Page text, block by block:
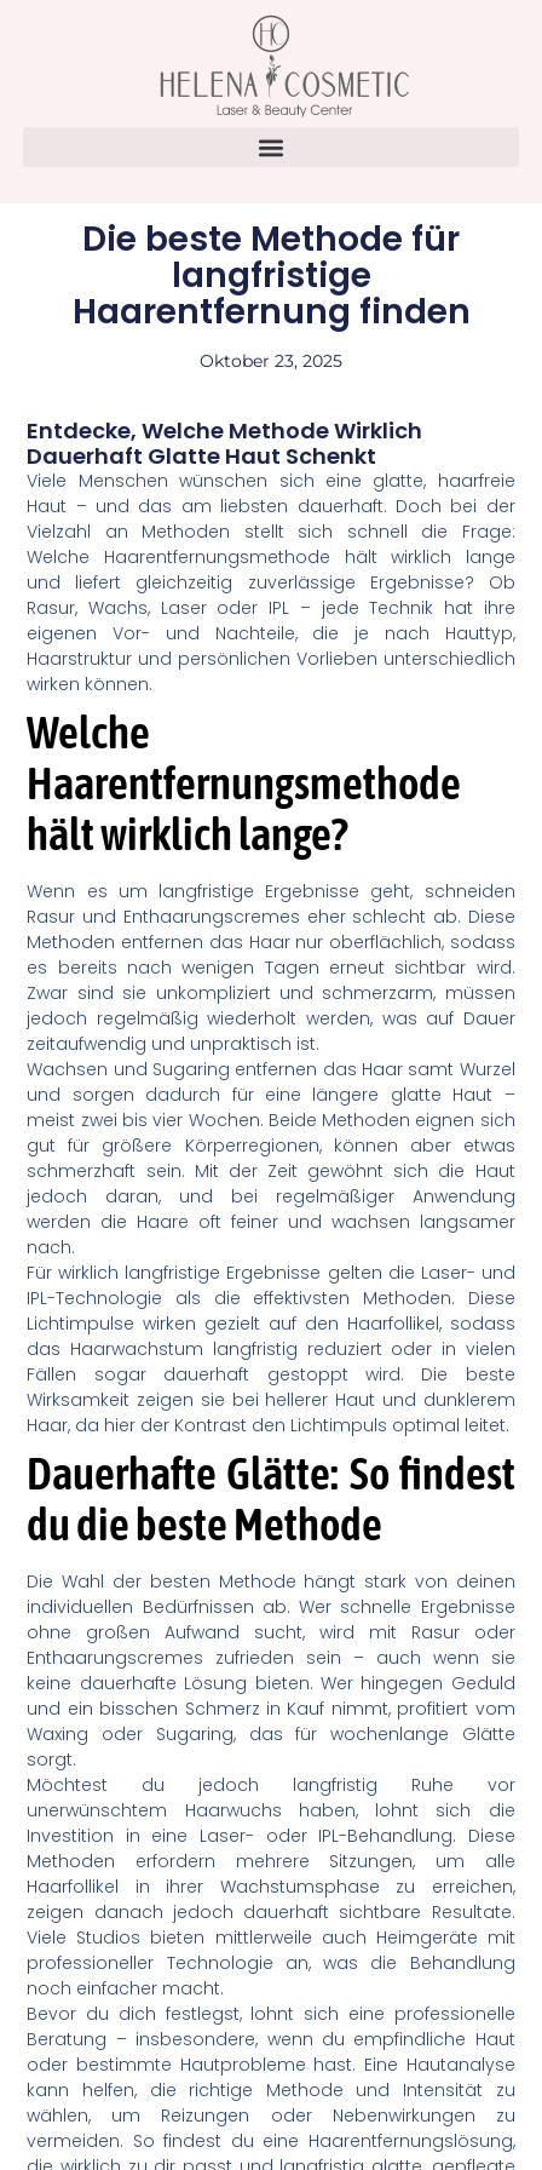
Die beste Methode für
langfristige
Haarentfernung finden
Oktober 23, 2025
Entdecke, Welche Methode Wirklich
Dauerhaft Glatte Haut Schenkt
Viele Menschen wünschen sich eine glatte, haarfreie
Haut – und das am liebsten dauerhaft. Doch bei der
Vielzahl an Methoden stellt sich schnell die Frage:
Welche Haarentfernungsmethode hält wirklich lange
und liefert gleichzeitig zuverlässige Ergebnisse? Ob
Rasur, Wachs, Laser oder IPL – jede Technik hat ihre
eigenen Vor- und Nachteile, die je nach Hauttyp,
Haarstruktur und persönlichen Vorlieben unterschiedlich
wirken können.
Welche
Haarentfernungsmethode
hält wirklich lange?
Wenn es um langfristige Ergebnisse geht, schneiden
Rasur und Enthaarungscremes eher schlecht ab. Diese
Methoden entfernen das Haar nur oberflächlich, sodass
es bereits nach wenigen Tagen erneut sichtbar wird.
Zwar sind sie unkompliziert und schmerzarm, müssen
jedoch regelmäßig wiederholt werden, was auf Dauer
zeitaufwendig und unpraktisch ist.
Wachsen und Sugaring entfernen das Haar samt Wurzel
und sorgen dadurch für eine längere glatte Haut –
meist zwei bis vier Wochen. Beide Methoden eignen sich
gut für größere Körperregionen, können aber etwas
schmerzhaft sein. Mit der Zeit gewöhnt sich die Haut
jedoch daran, und bei regelmäßiger Anwendung
werden die Haare oft feiner und wachsen langsamer
nach.
Für wirklich langfristige Ergebnisse gelten die Laser- und
IPL-Technologie als die effektivsten Methoden. Diese
Lichtimpulse wirken gezielt auf den Haarfollikel, sodass
das Haarwachstum langfristig reduziert oder in vielen
Fällen sogar dauerhaft gestoppt wird. Die beste
Wirksamkeit zeigen sie bei hellerer Haut und dunklerem
Haar, da hier der Kontrast den Lichtimpuls optimal leitet.
Dauerhafte Glätte: So findest
du die beste Methode
Die Wahl der besten Methode hängt stark von deinen
individuellen Bedürfnissen ab. Wer schnelle Ergebnisse
ohne großen Aufwand sucht, wird mit Rasur oder
Enthaarungscremes zufrieden sein – auch wenn sie
keine dauerhafte Lösung bieten. Wer hingegen Geduld
und ein bisschen Schmerz in Kauf nimmt, profitiert vom
Waxing oder Sugaring, das für wochenlange Glätte
sorgt.
Möchtest du jedoch langfristig Ruhe vor
unerwünschtem Haarwuchs haben, lohnt sich die
Investition in eine Laser- oder IPL-Behandlung. Diese
Methoden erfordern mehrere Sitzungen, um alle
Haarfollikel in ihrer Wachstumsphase zu erreichen,
zeigen danach jedoch dauerhaft sichtbare Resultate.
Viele Studios bieten mittlerweile auch Heimgeräte mit
professioneller Technologie an, was die Behandlung
noch einfacher macht.
Bevor du dich festlegst, lohnt sich eine professionelle
Beratung – insbesondere, wenn du empfindliche Haut
oder bestimmte Hautprobleme hast. Eine Hautanalyse
kann helfen, die richtige Methode und Intensität zu
wählen, um Reizungen oder Nebenwirkungen zu
vermeiden. So findest du eine Haarentfernungslösung,